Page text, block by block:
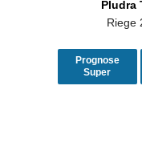
Pludra
Riege
Prognose
Super